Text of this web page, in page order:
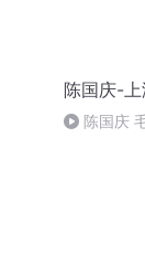
陈国庆-
陈国庆